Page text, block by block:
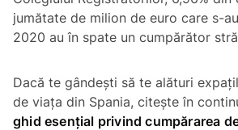
jumătate de milion de euro care s-
2020 au în spate un cumpărător
Dacă te gândești să te alături
de viața din Spania, citește în
ghid esențial privind cumpărarea